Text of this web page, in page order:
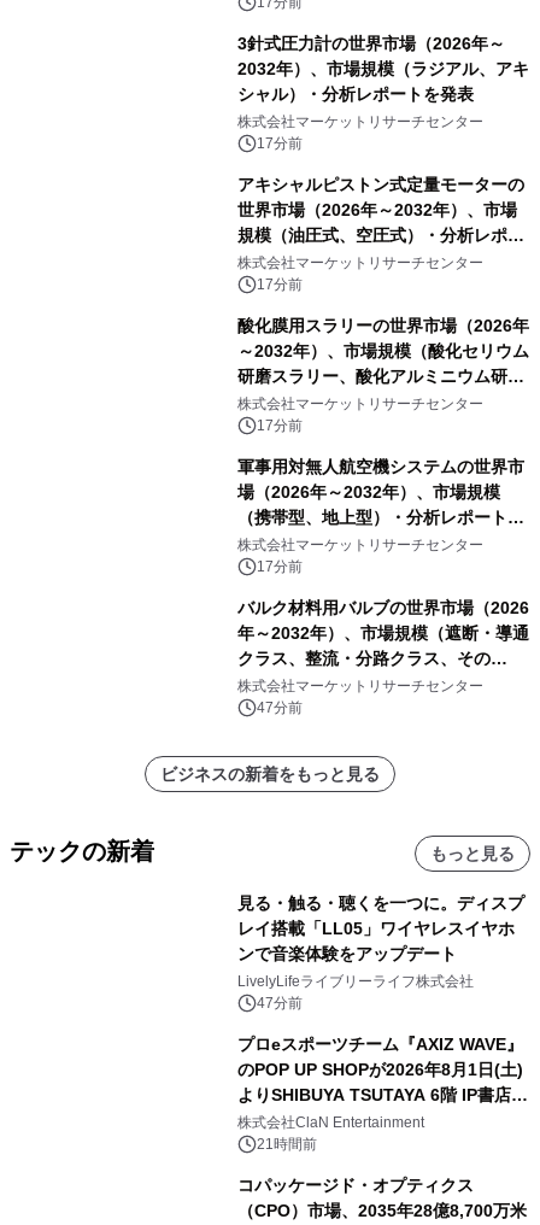
3針式圧力計の世界市場（2026年～
2032年）、市場規模（ラジアル、アキ
シャル）・分析レポートを発表
株式会社マーケットリサーチセンター
17分前
アキシャルピストン式定量モーターの
世界市場（2026年～2032年）、市場
規模（油圧式、空圧式）・分析レポー
トを発表
株式会社マーケットリサーチセンター
17分前
酸化膜用スラリーの世界市場（2026年
～2032年）、市場規模（酸化セリウム
研磨スラリー、酸化アルミニウム研磨
スラリー、その他）・分析レポートを
発表
株式会社マーケットリサーチセンター
17分前
軍事用対無人航空機システムの世界市
場（2026年～2032年）、市場規模
（携帯型、地上型）・分析レポートを
発表
株式会社マーケットリサーチセンター
17分前
バルク材料用バルブの世界市場（2026
年～2032年）、市場規模（遮断・導通
クラス、整流・分路クラス、その
他）・分析レポートを発表
株式会社マーケットリサーチセンター
47分前
ビジネスの新着をもっと見る
テックの新着 もっと見る
見る・触る・聴くを一つに。ディスプ
レイ搭載「LL05」ワイヤレスイヤホ
ンで音楽体験をアップデート
LivelyLifeライブリーライフ株式会社
47分前
プロeスポーツチーム『AXIZ WAVE』
のPOP UP SHOPが2026年8月1日(土)
よりSHIBUYA TSUTAYA 6階 IP書店で
開催決定！！
株式会社ClaN Entertainment
21時間前
コパッケージド・オプティクス
（CPO）市場、2035年28億8,700万米